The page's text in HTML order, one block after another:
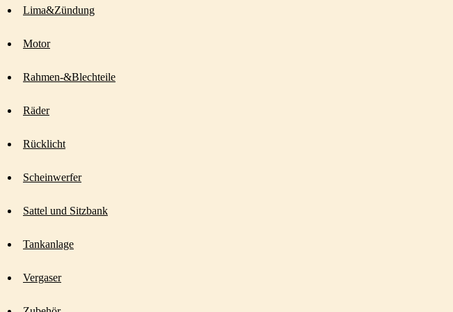
Lima&Zündung
Motor
Rahmen-&Blechteile
Räder
Rücklicht
Scheinwerfer
Sattel und Sitzbank
Tankanlage
Vergaser